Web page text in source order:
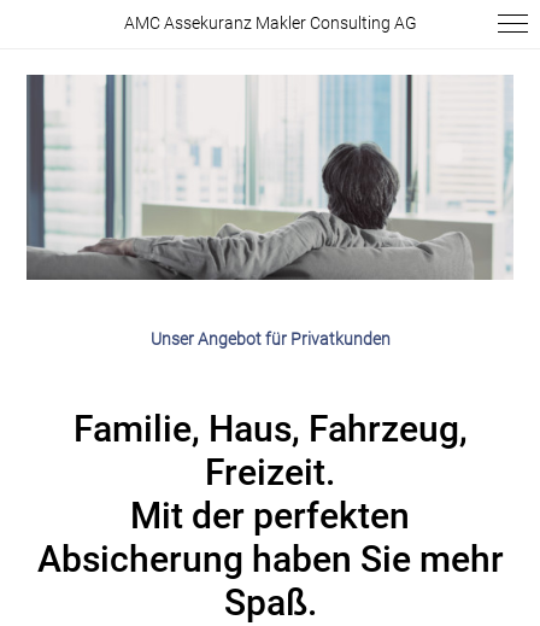
AMC Assekuranz Makler Consulting AG
Unser Angebot für Privatkunden
Familie, Haus, Fahrzeug,
Freizeit.
Mit der perfekten
Absicherung haben Sie mehr
Spaß.